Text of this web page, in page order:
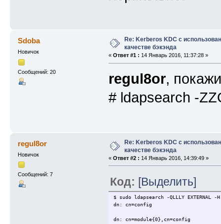
Sdoba
Новичок
Сообщений: 20
Re: Kerberos KDC с
качестве бэкэнда
« Ответ #1 : 14 Январь 2016, 11:37:28 »
regul8or,
# ldapsearch -
regul8or
Новичок
Сообщений: 7
Re: Kerberos KDC с
качестве бэкэнда
« Ответ #2 : 14 Январь 2016, 14:39:49 »
Код: [Выделить]
$ sudo ldapsearch -QLLLY
dn: cn=config
dn: cn=module{0},cn=config